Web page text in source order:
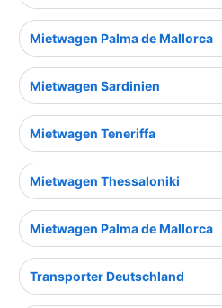
Mietwagen Palma de Mallorca
Mietwagen Sardinien
Mietwagen Teneriffa
Mietwagen Thessaloniki
Mietwagen Palma de Mallorca
Transporter Deutschland